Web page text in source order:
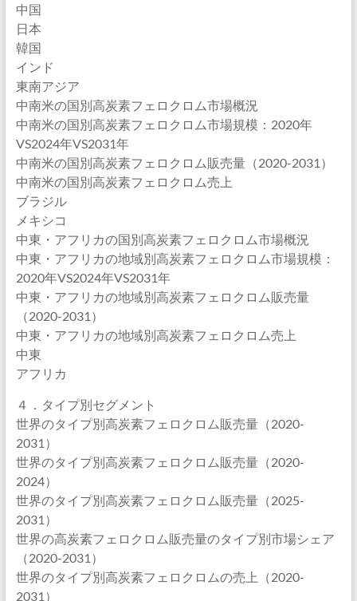
中国
日本
韓国
インド
東南アジア
中南米の国別高炭素フェロクロム市場概況
中南米の国別高炭素フェロクロム市場規模：2020年
VS2024年VS2031年
中南米の国別高炭素フェロクロム販売量（2020-2031）
中南米の国別高炭素フェロクロム売上
ブラジル
メキシコ
中東・アフリカの国別高炭素フェロクロム市場概況
中東・アフリカの地域別高炭素フェロクロム市場規模：
2020年VS2024年VS2031年
中東・アフリカの地域別高炭素フェロクロム販売量
（2020-2031）
中東・アフリカの地域別高炭素フェロクロム売上
中東
アフリカ
４．タイプ別セグメント
世界のタイプ別高炭素フェロクロム販売量（2020-
2031）
世界のタイプ別高炭素フェロクロム販売量（2020-
2024）
世界のタイプ別高炭素フェロクロム販売量（2025-
2031）
世界の高炭素フェロクロム販売量のタイプ別市場シェア
（2020-2031）
世界のタイプ別高炭素フェロクロムの売上（2020-
2031）